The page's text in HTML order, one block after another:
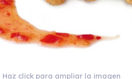
Haz click para ampliar la imagen